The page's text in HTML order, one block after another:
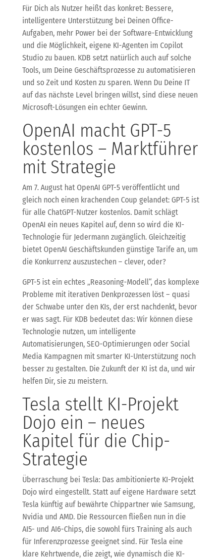
Für Dich als Nutzer heißt das konkret: Bessere,
intelligentere Unterstützung bei Deinen Office-
Aufgaben, mehr Power bei der Software-Entwicklung
und die Möglichkeit, eigene KI-Agenten im Copilot
Studio zu bauen. KDB setzt natürlich auch auf solche
Tools, um Deine Geschäftsprozesse zu automatisieren
und so Zeit und Kosten zu sparen. Wenn Du Deine IT
auf das nächste Level bringen willst, sind diese neuen
Microsoft-Lösungen ein echter Gewinn.
OpenAI macht GPT-5
kostenlos – Marktführer
mit Strategie
Am 7. August hat OpenAI GPT-5 veröffentlicht und
gleich noch einen krachenden Coup gelandet: GPT-5 ist
für alle ChatGPT-Nutzer kostenlos. Damit schlägt
OpenAI ein neues Kapitel auf, denn so wird die KI-
Technologie für Jedermann zugänglich. Gleichzeitig
bietet OpenAI Geschäftskunden günstige Tarife an, um
die Konkurrenz auszustechen – clever, oder?
GPT-5 ist ein echtes „Reasoning-Modell“, das komplexe
Probleme mit iterativen Denkprozessen löst – quasi
der Schwabe unter den KIs, der erst nachdenkt, bevor
er was sagt. Für KDB bedeutet das: Wir können diese
Technologie nutzen, um intelligente
Automatisierungen, SEO-Optimierungen oder Social
Media Kampagnen mit smarter KI-Unterstützung noch
besser zu gestalten. Die Zukunft der KI ist da, und wir
helfen Dir, sie zu meistern.
Tesla stellt KI-Projekt
Dojo ein – neues
Kapitel für die Chip-
Strategie
Überraschung bei Tesla: Das ambitionierte KI-Projekt
Dojo wird eingestellt. Statt auf eigene Hardware setzt
Tesla künftig auf bewährte Chippartner wie Samsung,
Nvidia und AMD. Die Ressourcen fließen nun in die
AI5- und AI6-Chips, die sowohl fürs Training als auch
für Inferenzprozesse geeignet sind. Für Tesla eine
klare Kehrtwende, die zeigt, wie dynamisch die KI-